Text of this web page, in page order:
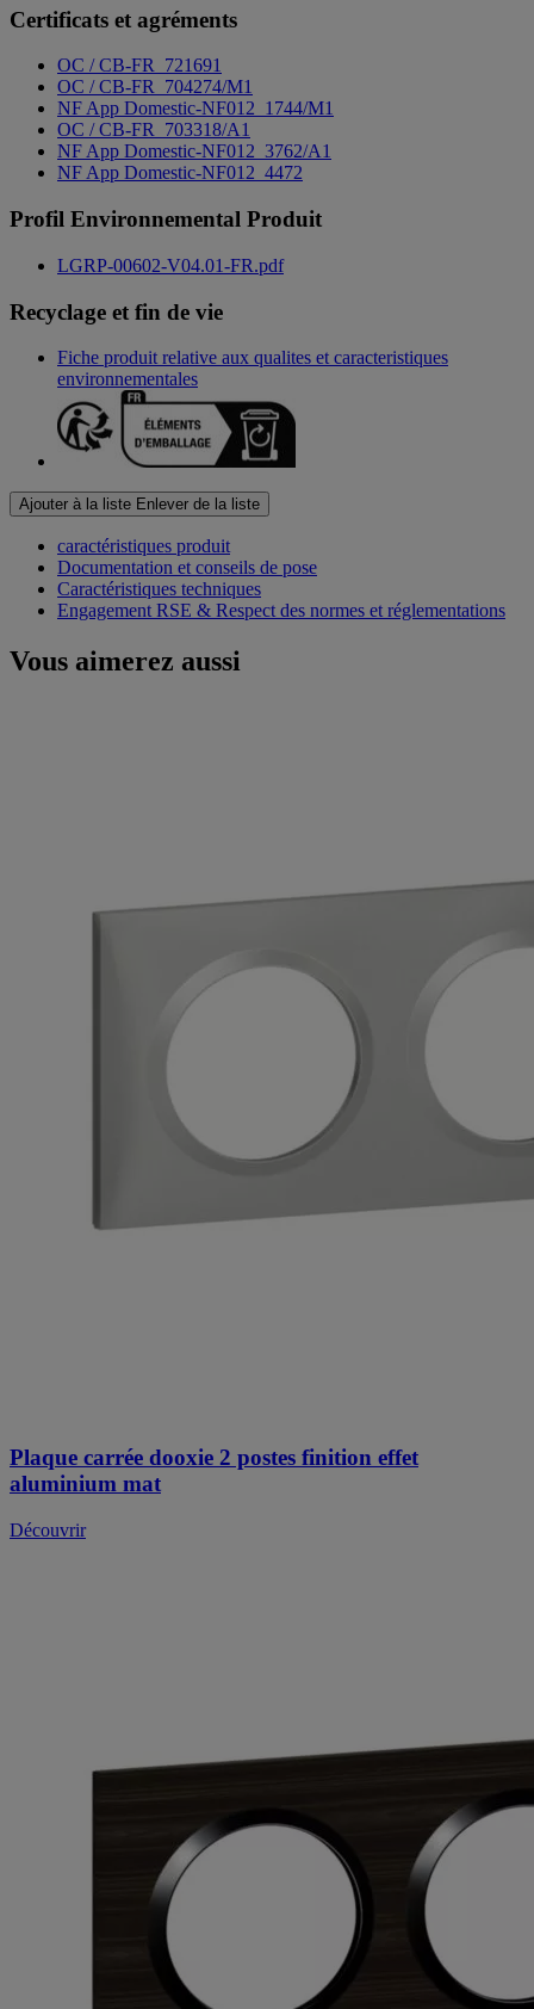
Certificats et agréments
OC / CB-FR_721691
OC / CB-FR_704274/M1
NF App Domestic-NF012_1744/M1
OC / CB-FR_703318/A1
NF App Domestic-NF012_3762/A1
NF App Domestic-NF012_4472
Profil Environnemental Produit
LGRP-00602-V04.01-FR.pdf
Recyclage et fin de vie
Fiche produit relative aux qualites et caracteristiques
environnementales
Ajouter à la liste Enlever de la liste
caractéristiques produit
Documentation et conseils de pose
Caractéristiques techniques
Engagement RSE & Respect des normes et réglementations
Vous aimerez aussi
Plaque carrée dooxie 2 postes finition effet
aluminium mat
Découvrir